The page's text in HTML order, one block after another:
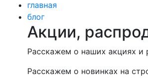
главная
блог
Акции,
Расскажем о наших акциях и
Расскажем о новинках на